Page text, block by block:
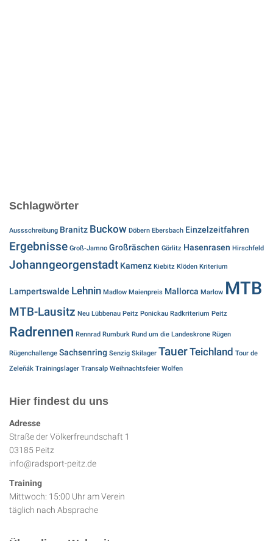
Schlagwörter
Aussschreibung Branitz Buckow Döbern Ebersbach Einzelzeitfahren
Ergebnisse Groß-Jamno Großräschen Görlitz Hasenrasen Hirschfeld
Johanngeorgenstadt Kamenz Kiebitz Klöden Kriterium
Lampertswalde Lehnin Madlow Maienpreis Mallorca Marlow MTB
MTB-Lausitz Neu Lübbenau Peitz Ponickau Radkriterium Peitz
Radrennen Rennrad Rumburk Rund um die Landeskrone Rügen
Rügenchallenge Sachsenring Senzig Skilager TauerTeichland Tour de
Zeleňák Trainingslager Transalp Weihnachtsfeier Wolfen
Hier findest du uns
Adresse
Straße der Völkerfreundschaft 1
03185 Peitz
info@radsport-peitz.de
Training
Mittwoch: 15:00 Uhr am Verein
täglich nach Absprache